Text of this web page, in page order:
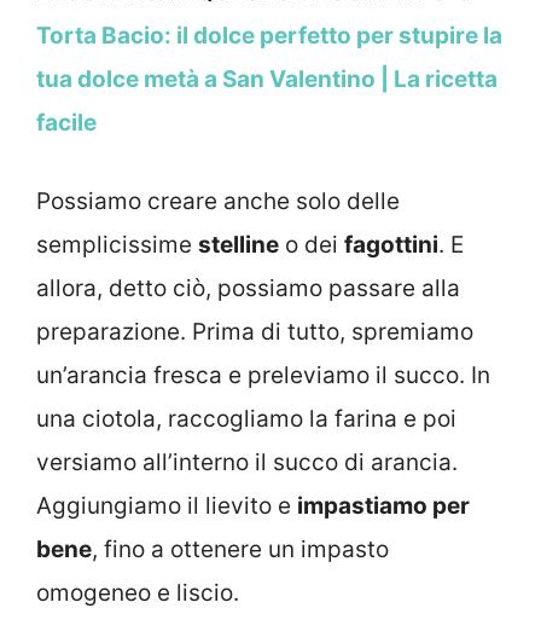
Torta Bacio: il dolce perfetto per stupire la
tua dolce metà a San Valentino | La ricetta
facile
Possiamo creare anche solo delle
semplicissime stelline o dei fagottini. E
allora, detto ciò, possiamo passare alla
preparazione. Prima di tutto, spremiamo
un’arancia fresca e preleviamo il succo. In
una ciotola, raccogliamo la farina e poi
versiamo all’interno il succo di arancia.
Aggiungiamo il lievito e impastiamo per
bene, fino a ottenere un impasto
omogeneo e liscio.